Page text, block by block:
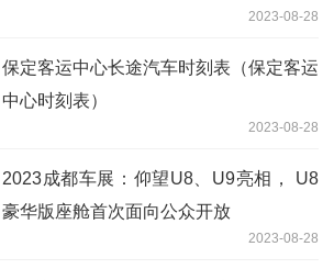
2023-08-28
保定客运中心长途汽车时刻表（保定客运
中心时刻表）
2023-08-28
2023成都车展：仰望U8、U9亮相， U8
豪华版座舱首次面向公众开放
2023-08-28